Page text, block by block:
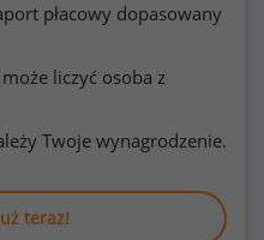
płacowy dopasowany
liczyć osoba z
Twoje wynagrodzenie.
teraz!